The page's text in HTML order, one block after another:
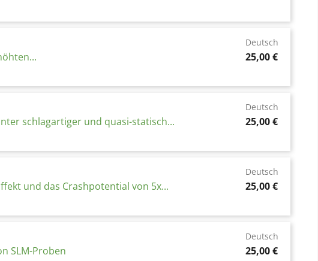
Deutsch
Preis
25,00 €
schlagartiger und quasi-statisch...
Deutsch
Preis
25,00 €
und das Crashpotential von 5x...
Deutsch
Preis
25,00 €
SLM-Proben
Deutsch
Preis
25,00 €